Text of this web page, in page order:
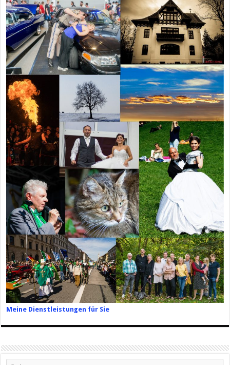
Meine Dienstleistungen für Sie